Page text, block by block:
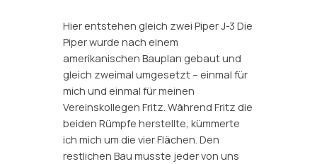
Hier entstehen gleich zwei Piper J-3 Die
Piper wurde nach einem
amerikanischen Bauplan gebaut und
gleich zweimal umgesetzt – einmal für
mich und einmal für meinen
Vereinskollegen Fritz. Während Fritz die
beiden Rümpfe herstellte, kümmerte
ich mich um die vier Flächen. Den
restlichen Bau musste jeder von uns